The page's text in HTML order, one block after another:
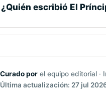
¿Quién escribió El
Curado por el equipo editorial ·
Última actualización: 27 jul